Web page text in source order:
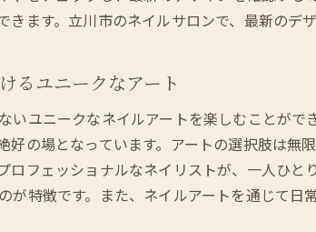
立川市で訪れるたびに新しい発見が
訪れるたびに驚き！立川市のネ
立川市で毎回発見する新しいネ
立川市のサロンが持つ新たなア
立川市のネイルサロンが提供す
立川市でサプライズを提供する
きます。立川市のネイルサロンで、最新のデ
るユニークなアート
いユニークなネイルアートを楽しむことが
好の場となっています。アートの選択肢は
ロフェッショナルなネイリストが、一人ひ
が特徴です。また、ネイルアートを通じて